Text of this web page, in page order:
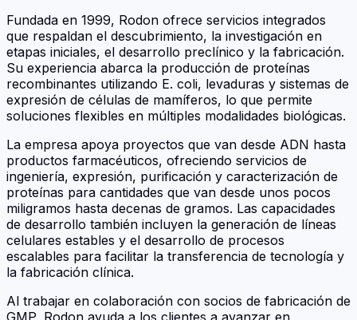
Fundada en 1999, Rodon ofrece servicios integrados
que respaldan el descubrimiento, la investigación en
etapas iniciales, el desarrollo preclínico y la fabricación.
Su experiencia abarca la producción de proteínas
recombinantes utilizando E. coli, levaduras y sistemas de
expresión de células de mamíferos, lo que permite
soluciones flexibles en múltiples modalidades biológicas.
La empresa apoya proyectos que van desde ADN hasta
productos farmacéuticos, ofreciendo servicios de
ingeniería, expresión, purificación y caracterización de
proteínas para cantidades que van desde unos pocos
miligramos hasta decenas de gramos. Las capacidades
de desarrollo también incluyen la generación de líneas
celulares estables y el desarrollo de procesos
escalables para facilitar la transferencia de tecnología y
la fabricación clínica.
Al trabajar en colaboración con socios de fabricación de
GMP, Rodon ayuda a los clientes a avanzar en